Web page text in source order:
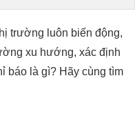
trường luôn biến động,
xu hướng, xác định
báo là gì? Hãy cùng tìm